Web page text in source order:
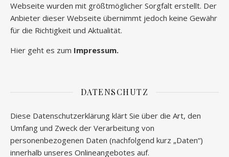
Webseite wurden mit größtmöglicher Sorgfalt erstellt. Der
Anbieter dieser Webseite übernimmt jedoch keine Gewähr
für die Richtigkeit und Aktualität.
Hier geht es zum Impressum.
DATENSCHUTZ
Diese Datenschutzerklärung klärt Sie über die Art, den
Umfang und Zweck der Verarbeitung von
personenbezogenen Daten (nachfolgend kurz „Daten“)
innerhalb unseres Onlineangebotes auf.